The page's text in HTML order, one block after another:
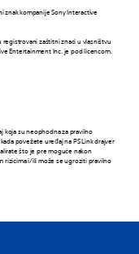
znak kompanije Sony Interactive
zaštitni znaci u vlasništvu
Entertainment Inc. je pod licencom.
koja su neophodna za pravilno
povežete uređaj na PS Link drajver
što je pre moguće nakon
rizicima i/ili može se ugroziti pravilno